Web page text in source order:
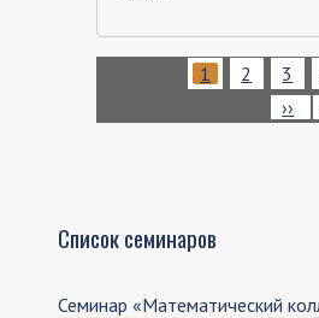
Нумерация Текущая
страница
1 Page
2 Page
3
››
Список семинаров
Семинар «Математический